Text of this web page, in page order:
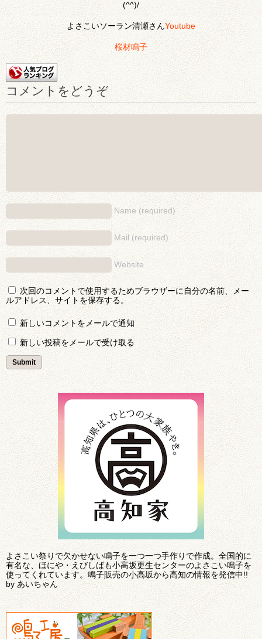
(^^)/
よさこいソーラン清瀬さんYoutube
桜材鳴子
コメントをどうぞ
Name (required)
Mail (required)
Website
次回のコメントで使用するためブラウザーに自分の名前、メー
ルアドレス、サイトを保存する。
新しいコメントをメールで通知
新しい投稿をメールで受け取る
よさこい祭りで欠かせない鳴子を一つ一つ手作りで作成。全国的に
有名な、ほにや・えびしばも小高坂更生センターのよさこい鳴子を
使ってくれています。鳴子販売の小高坂から高知の情報を発信中!!
by あいちゃん